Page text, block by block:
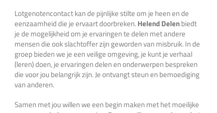
Lotgenotencontact kan de pijnlijke stilte om je heen en de
eenzaamheid die je ervaart doorbreken.HelendDelenbiedt
je de mogelijkheid om je ervaringen te delen met andere
mensen die ook slachtoffer zijn geworden van misbruik. In de
groep bieden we je een veilige omgeving, je kunt je verhaal
(leren) doen, je ervaringen delen en onderwerpen bespreken
die voor jou belangrijk zijn. Je ontvangt steun en bemoediging
van anderen.
Samen met jou willen we een begin maken met het moeilijke